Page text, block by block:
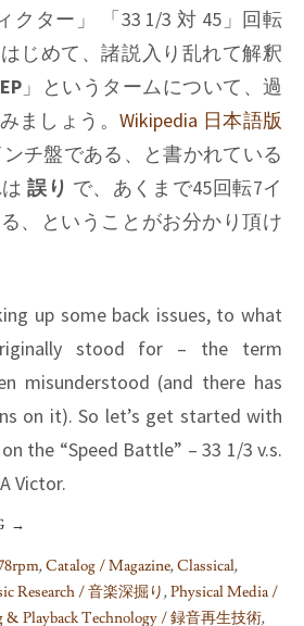
クター」 「33 1/3 対 45」回転
じめて、諸説入り乱れて解釈
EP」というタームについて、過
ましょう。Wikipedia 日本語版
チ盤である、と書かれている
は誤り で、あくまで45回転7イ
、ということがお分かり頂け
up some back issues, to what
stood for – the term
misunderstood (and there has
on it). So let’s get started with
the “Speed Battle” – 33 1/3 v.s.
Victor.
→
,Catalog / Magazine,Classical,
Research / 音楽深掘り,Physical Media /
& Playback Technology / 録音再生技術,